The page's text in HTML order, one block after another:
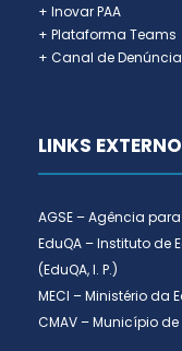
+ Inovar PAA
+ Plataforma Teams
+ Canal de Denúncia
LINKS
AGSE – Agência
EduQA – Instituto
(EduQA, I. P.)
MECI – Ministério
CMAV – Município